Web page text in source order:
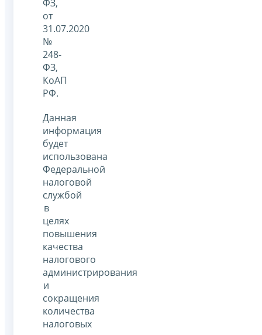
ФЗ,
от
31.07.2020
№
248-
ФЗ,
КоАП
РФ.
Данная
информация
будет
использована
Федеральной
налоговой
службой
в
целях
повышения
качества
налогового
администрирования
и
сокращения
количества
налоговых